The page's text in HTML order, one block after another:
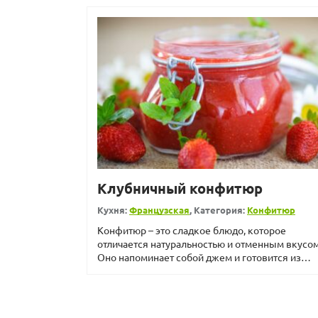
Клубничный конфитюр
Кухня:Французская, Категория: Конфитюр
Конфитюр – это сладкое блюдо, которое
отличается натуральностью и отменным
Оно напоминает собой джем и готовится из